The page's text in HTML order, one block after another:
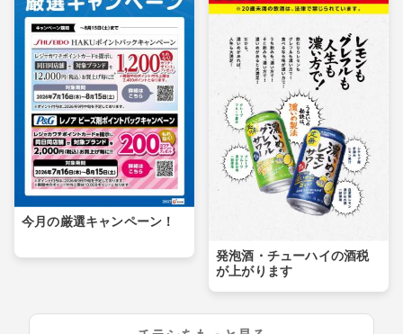
今月の厳選キャンペーン！
発泡酒・チューハイの酒税
が上がります